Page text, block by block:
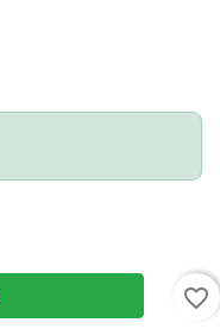
favorite_border